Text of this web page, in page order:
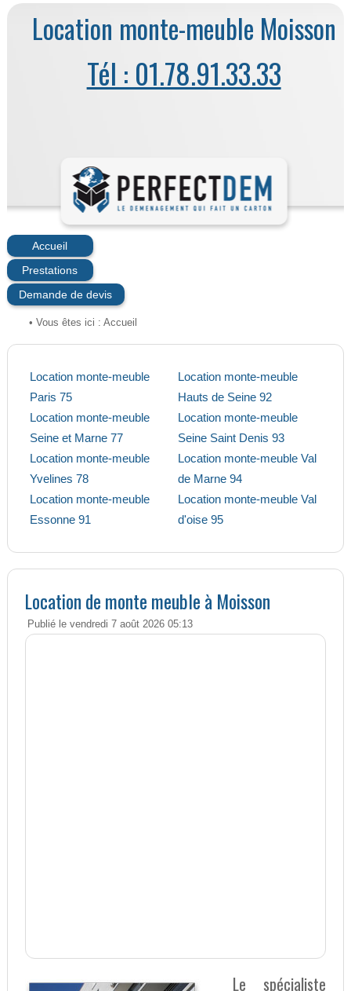
Location monte-meuble Moisson
Tél : 01.78.91.33.33
Accueil
Prestations
Demande de devis
• Vous êtes ici : Accueil
Location monte-meuble
Paris 75
Location monte-meuble
Seine et Marne 77
Location monte-meuble
Yvelines 78
Location monte-meuble
Essonne 91
Location monte-meuble
Hauts de Seine 92
Location monte-meuble
Seine Saint Denis 93
Location monte-meuble Val
de Marne 94
Location monte-meuble Val
d'oise 95
Location de monte meuble à Moisson
Publié le vendredi 7 août 2026 05:13
Le spécialiste